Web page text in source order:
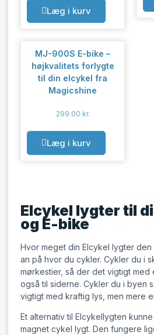
Læg i kurv
MJ-900S E-bike –
højkvalitets forlygte
til din elcykel fra
Magicshine
299.00 kr.
Læg i kurv
Elcykel lygter til
og E-bike
Hvor meget din Elcykel lygter
an på hvor du cykler. Cykler du i
mørkestier, så der det vigtigt
også til siderne. Cykler du i byen
vigtigt med kraftig lys, men mere
Et alternativ til Elcykellygten
magnet cykel lygt. Den fungere